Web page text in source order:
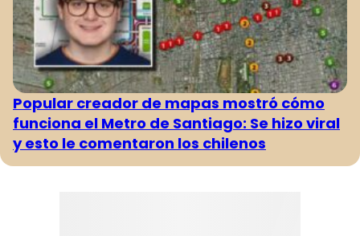
Popular creador de mapas mostró cómo
funciona el Metro de Santiago: Se hizo viral
y esto le comentaron los chilenos